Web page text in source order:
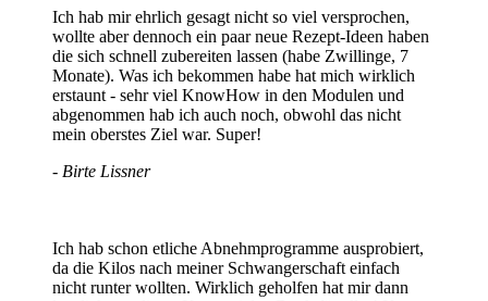
Ich hab mir ehrlich gesagt nicht so viel versprochen,
wollte aber dennoch ein paar neue Rezept-Ideen haben
die sich schnell zubereiten lassen (habe Zwillinge, 7
Monate). Was ich bekommen habe hat mich wirklich
erstaunt - sehr viel KnowHow in den Modulen und
abgenommen hab ich auch noch, obwohl das nicht
mein oberstes Ziel war. Super!
- Birte Lissner
Ich hab schon etliche Abnehmprogramme ausprobiert,
da die Kilos nach meiner Schwangerschaft einfach
nicht runter wollten. Wirklich geholfen hat mir dann